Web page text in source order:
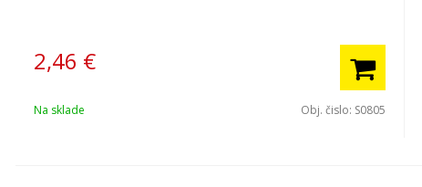
2,46 €
Na sklade Obj. čislo: S0805